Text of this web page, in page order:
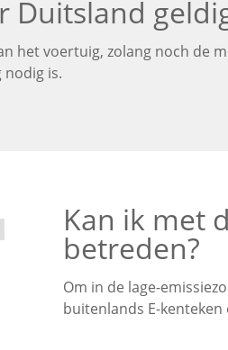
Duitsland
het voertuig, zolang noch de
is.
Kan ik met
betreden?
Om in de lage-
buitenlands E-